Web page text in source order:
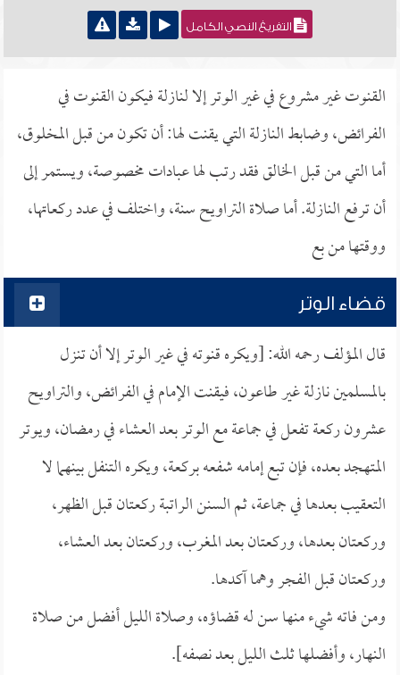
التفريغ النصي الكامل
القنوت غير مشروع في غير الوتر إلا لنازلة فيكون القنوت في
الفرائض، وضابط النازلة التي يقنت لها: أن تكون من قبل المخلوق،
أما التي من قبل الخالق فقد رتب لها عبادات مخصوصة، ويستمر إلى
أن ترفع النازلة. أما صلاة التراويح سنة، واختلف في عدد ركعاتها،
ووقتها من بع
قضاء الوتر
قال المؤلف رحمه الله: [ويكره قنوته في غير الوتر إلا أن تنزل
بالمسلمين نازلة غير طاعون، فيقنت الإمام في الفرائض، والتراويح
عشرون ركعة تفعل في جماعة مع الوتر بعد العشاء في رمضان، ويوتر
المتهجد بعده، فإن تبع إمامه شفعه بركعة، ويكره التنفل بينهما لا
التعقيب بعدها في جماعة، ثم السنن الراتبة ركعتان قبل الظهر،
وركعتان بعدها، وركعتان بعد المغرب، وركعتان بعد العشاء،
وركعتان قبل الفجر وهما آكدها.
ومن فاته شيء منها سن له قضاؤه، وصلاة الليل أفضل من صلاة
النهار، وأفضلها ثلث الليل بعد نصفه].